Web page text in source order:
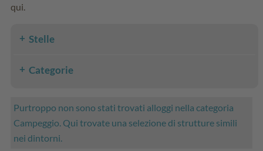
qui.
Stelle
Categorie
Purtroppo non sono stati trovati alloggi nella categoria
Campeggio. Qui trovate una selezione di strutture simili
nei dintorni.